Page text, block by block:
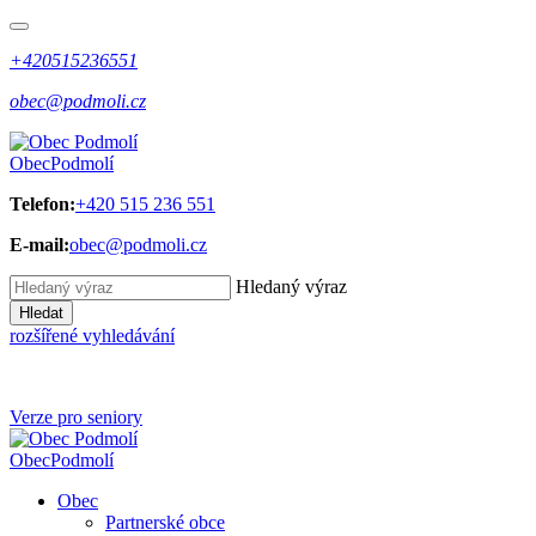
+420515236551
obec@podmoli.cz
ObecPodmolí
Telefon:+420 515 236 551
E-mail:obec@podmoli.cz
Hledaný výraz
Hledat
rozšířené vyhledávání
Verze pro seniory
ObecPodmolí
Obec
Partnerské obce